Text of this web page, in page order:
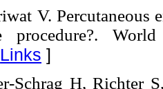
V. Percutaneous
procedure?.
Links ]
Schrag H, Richter